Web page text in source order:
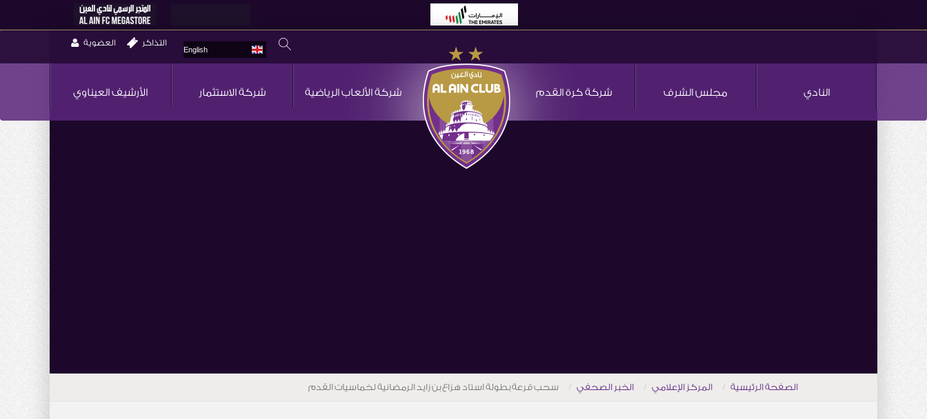
English
التذاكر العضوية
النادي مجلس الشرف شركة كرة القدم الأرشيف العيناوي شركة الاستثمار شركة الألعاب الرياضية
الصفحة الرئيسية المركز الإعلامي الخبر الصحفي سحب قرعة بطولة استاد هزاع بن زايد الرمضانية لخماسيات القدم